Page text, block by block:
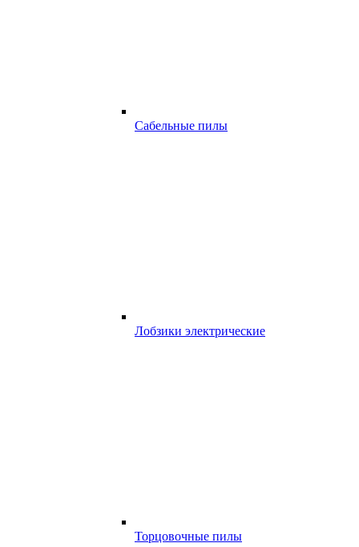
Сабельные пилы
Лобзики электрические
Торцовочные пилы